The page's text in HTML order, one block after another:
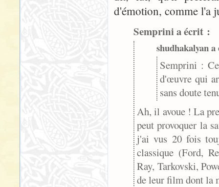
d'émotion, comme l'a
Semprini a écrit :
shudhakalyan
Semprini :
d'œuvre qui
sans doute
Ah, il avoue ! La
peut provoquer la
j'ai vus 20 fois
classique (Ford,
Ray, Tarkovski,
de leur film dont la